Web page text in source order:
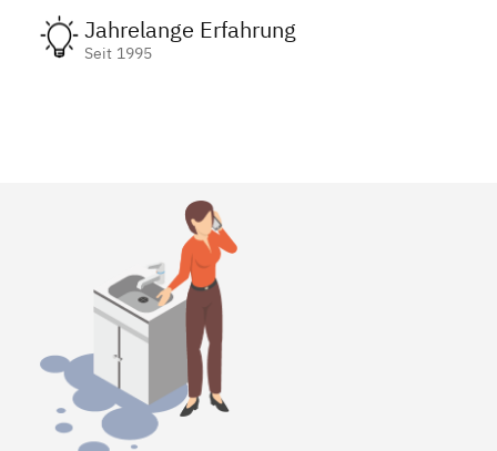
Jahrelange Erfahrung
Seit 1995